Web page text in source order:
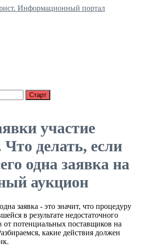
участие
Что делать, если
одна заявка на
аукцион
заявка - это значит, что процедуру
в результате недостаточного
от потенциальных поставщиков на
какие действия должен